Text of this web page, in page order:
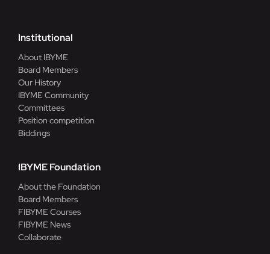
Institutional
About IBYME
Board Members
Our History
IBYME Community
Committees
Position competition
Biddings
IBYME Foundation
About the Foundation
Board Members
FIBYME Courses
FIBYME News
Collaborate